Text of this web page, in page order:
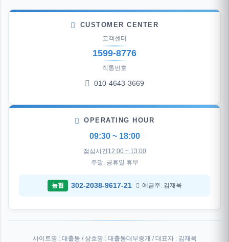
CUSTOMER CENTER
고객센터
1599-8776
직통번호
010-4643-3669
OPERATING HOUR
09:30 ~ 18:00
점심시간12:00 ~ 13:00
주말, 공휴일 휴무
농협 302-2038-9617-21 예금주: 김재욱
사이트명 : 대출몽 / 상호명 : 대출몽대부중개 / 대표자 : 김재욱